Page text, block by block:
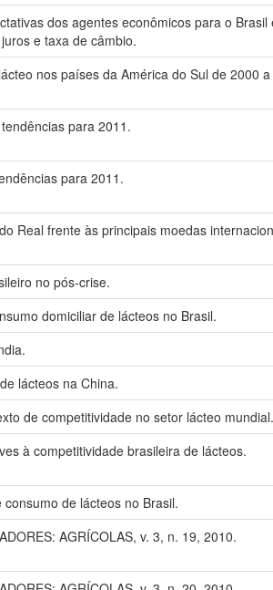
dos agentes econômicos para o
e taxa de câmbio.
nos países da América do Sul de 2000
para 2011.
para 2011.
Real frente às principais moedas
no pós-crise.
domiciliar de lácteos no Brasil.
lácteos na China.
de competitividade no setor lácteo mundial.
à competitividade brasileira de lácteos.
de lácteos no Brasil.
AGRÍCOLAS, v. 3, n. 19, 2010.